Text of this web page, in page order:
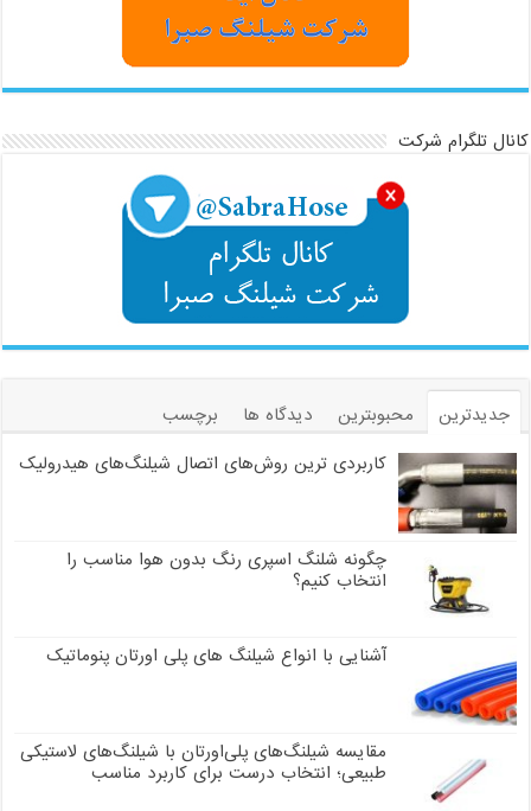
کانال تلگرام شرکت
جدیدترین محبوبترین دیدگاه ها
برچسب
کاربردی ترین روش‌های اتصال شیلنگ‌های هیدرولیک
چگونه شلنگ اسپری رنگ بدون هوا مناسب را
انتخاب کنیم؟
آشنایی با انواع شیلنگ های پلی اورتان پنوماتیک
مقایسه شیلنگ‌های پلی‌اورتان با شیلنگ‌های لاستیکی
طبیعی؛ انتخاب درست برای کاربرد مناسب